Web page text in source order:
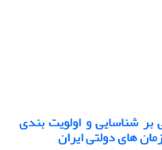
بر شناسایی و اولویت بندی